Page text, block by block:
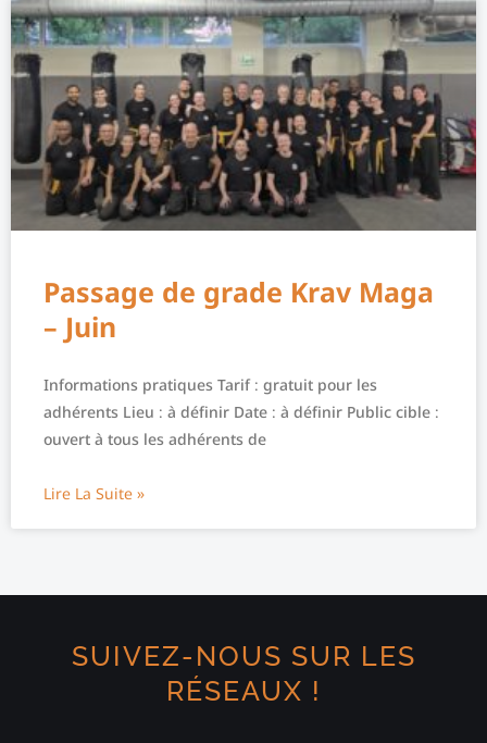
Passage de grade Krav Maga
– Juin
Informations pratiques Tarif : gratuit pour les
adhérents Lieu : à définir Date : à définir Public cible :
ouvert à tous les adhérents de
Lire La Suite »
SUIVEZ-NOUS SUR LES
RÉSEAUX !